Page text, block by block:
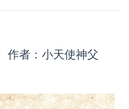
作者：小天使神父